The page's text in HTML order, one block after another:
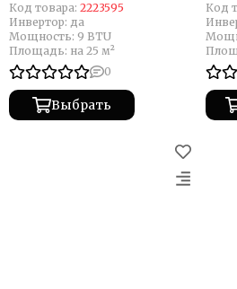
Код товара: 2223595
Инвертор: да
Мощность: 9 BTU
Площадь: на 25 м²
0
Выбрать
Код